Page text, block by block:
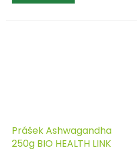
Prášek Ashwagandha
250g BIO HEALTH LINK